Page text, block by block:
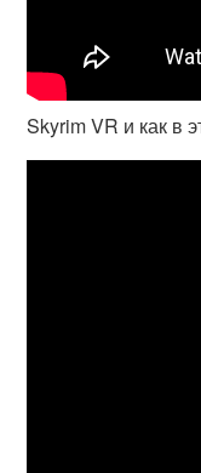
Skyrim VR и как в